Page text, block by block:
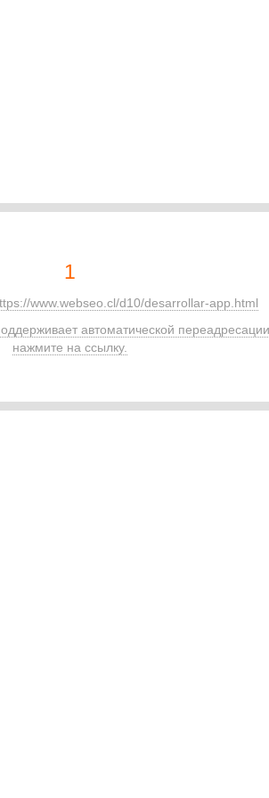
1
www.webseo.cl/d10/desarrollar-app.html
автоматической
нажмите на ссылку.